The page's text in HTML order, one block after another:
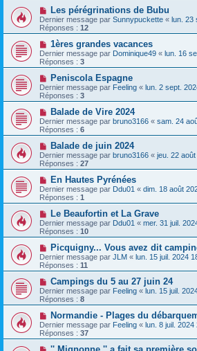
Les pérégrinations de Bubu
Dernier message par Sunnypuckette « lun. 23
Réponses : 12
1ères grandes vacances
Dernier message par Dominique49 « lun. 16
Réponses : 3
Peniscola Espagne
Dernier message par Feeling « lun. 2 sept.
Réponses : 3
Balade de Vire 2024
Dernier message par bruno3166 « sam. 24
Réponses : 6
Balade de juin 2024
Dernier message par bruno3166 « jeu. 22
Réponses : 27
En Hautes Pyrénées
Dernier message par Ddu01 « dim. 18 août
Réponses : 1
Le Beaufortin et La Grave
Dernier message par Ddu01 « mer. 31 juil.
Réponses : 10
Picquigny... Vous avez dit
Dernier message par JLM « lun. 15 juil. 2024
Réponses : 11
Campings du 5 au 27 juin 24
Dernier message par Feeling « lun. 15 juil.
Réponses : 8
Normandie - Plages du
Dernier message par Feeling « lun. 8 juil. 2024
Réponses : 37